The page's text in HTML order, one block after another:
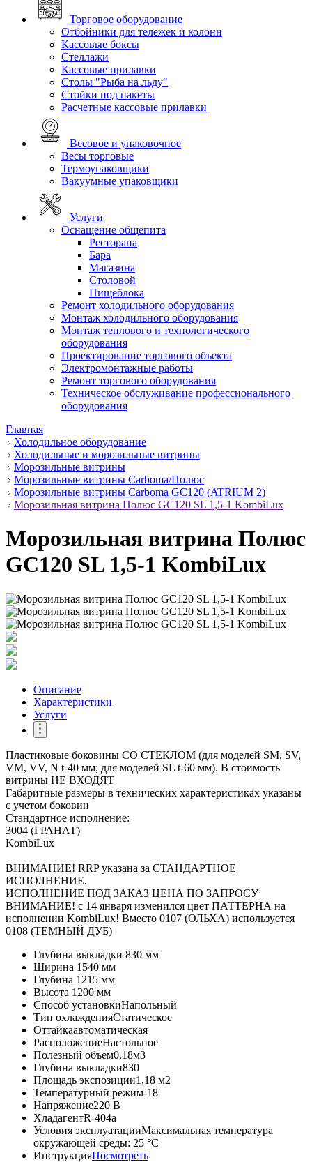
Торговое оборудование
Отбойники для тележек и колонн
Кассовые боксы
Стеллажи
Кассовые прилавки
Столы "Рыба на льду"
Стойки под пакеты
Расчетные кассовые прилавки
Весовое и упаковочное
Весы торговые
Термоупаковщики
Вакуумные упаковщики
Услуги
Оснащение общепита
Ресторана
Бара
Магазина
Столовой
Пищеблока
Ремонт холодильного оборудования
Монтаж холодильного оборудования
Монтаж теплового и технологического
оборудования
Проектирование торгового объекта
Электромонтажные работы
Ремонт торгового оборудования
Техническое обслуживание профессионального
оборудования
Главная
Холодильное оборудование
Холодильные и морозильные витрины
Морозильные витрины
Морозильные витрины Carboma/Полюс
Морозильные витрины Carboma GC120 (ATRIUM 2)
Морозильная витрина Полюс GC120 SL 1,5-1 KombiLux
Морозильная витрина Полюс
GC120 SL 1,5-1 KombiLux
Описание
Характеристики
Услуги
Пластиковые боковины СО СТЕКЛОМ (для моделей SM, SV,
VM, VV, N t-40 мм; для моделей SL t-60 мм). В стоимость
витрины НЕ ВХОДЯТ
Габаритные размеры в технических характеристиках указаны
с учетом боковин
Стандартное исполнение:
3004 (ГРАНАТ)
KombiLux
ВНИМАНИЕ! RRP указана за СТАНДАРТНОЕ
ИСПОЛНЕНИЕ.
ИСПОЛНЕНИЕ ПОД ЗАКАЗ ЦЕНА ПО ЗАПРОСУ
ВНИМАНИЕ! с 14 января изменился цвет ПАТТЕРНА на
исполнении KombiLux! Вместо 0107 (ОЛЬХА) используется
0108 (ТЕМНЫЙ ДУБ)
Глубина выкладки 830 мм
Ширина 1540 мм
Глубина 1215 мм
Высота 1200 мм
Способ установкиНапольный
Тип охлажденияСтатическое
Оттайкаавтоматическая
РасположениеНастольное
Полезный объем0,18м3
Глубина выкладки830
Площадь экспозиции1,18 м2
Температурный режим-18
Напряжение220 В
ХладагентR-404a
Условия эксплуатацииМаксимальная температура
окружающей среды: 25 °С
ИнструкцияПосмотреть